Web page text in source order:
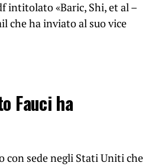
intitolato «Baric, Shi, et al –
che ha inviato al suo vice
Fauci ha
con sede negli Stati Uniti che